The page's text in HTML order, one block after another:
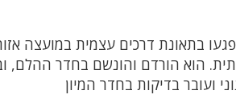
בתאונת דרכים עצמית במועצה
רב מערכתית. הוא הורדם והונשם בחדר